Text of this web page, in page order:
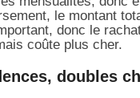
le montant
donc le
coûte plus cher.
doubles